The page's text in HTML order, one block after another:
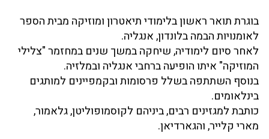
בוגרת תואר ראשון בלימודי תיאטרון ומוזיקה מבית הספר
לאומנויות הבמה בלונדון, אנגליה.
לאחר סיום לימודיה, שיחקה במשך שנים במחזמר "צלילי
המוזיקה" איתו הופיעה ברחבי אנגליה ובמלזיה.
בנוסף השתתפה בשלל פרסומות ובקמפיינים למותגים
בינלאומים.
כותבת למגזינים רבים, ביניהם לקוסמופוליטן, גלאמור,
מארי קלייר, והגארדיאן.